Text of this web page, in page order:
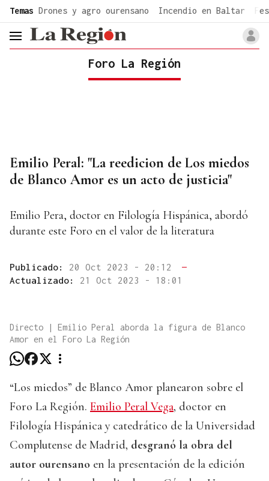
Temas Drones y agro ourensano Incendio en Baltar
header.menu.open
Foro La Región
Emilio Peral: "La reedicion de Los miedos
de Blanco Amor es un acto de justicia"
Emilio Pera, doctor en Filología Hispánica, abordó
durante este Foro en el valor de la literatura
Publicado: 20 Oct 2023 - 20:12
—
Actualizado: 21 Oct 2023 - 18:01
Directo | Emilio Peral aborda la figura de Blanco
Amor en el Foro La Región
“Los miedos” de Blanco Amor planearon sobre el
Foro La Región. Emilio Peral Vega, doctor en
Filología Hispánica y catedrático de la Universidad
Complutense de Madrid, desgranó la obra del
autor ourensano en la presentación de la edición